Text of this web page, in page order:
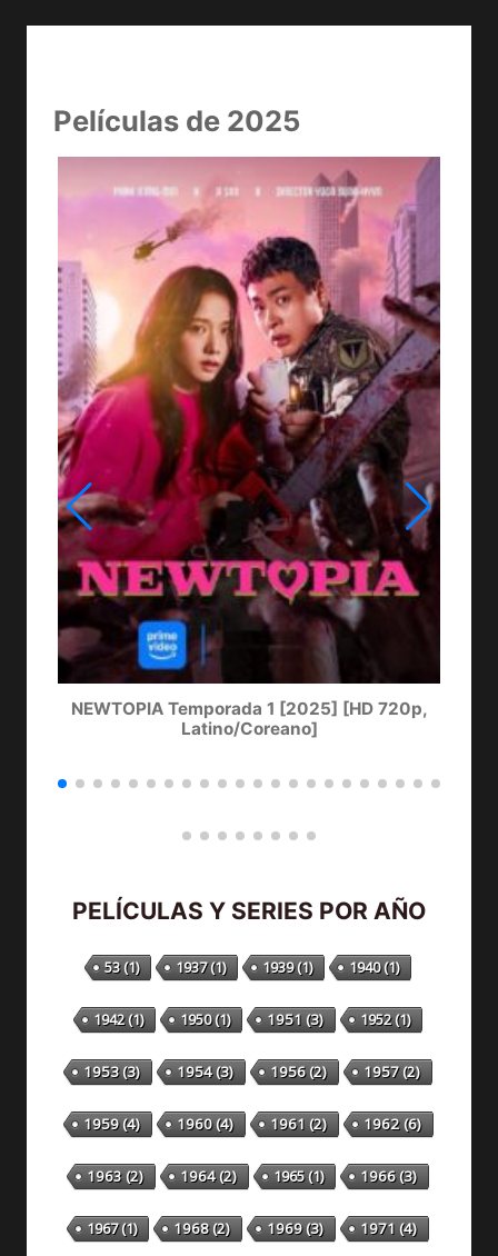
Películas de 2025
NEWTOPIA Temporada 1 [2025] [HD 720p,
Latino/Coreano]
PELÍCULAS Y SERIES POR AÑO
53(1) 1937(1) 1939(1) 1940(1)
1942(1) 1950(1) 1951 (3) 1952(1)
1953(3) 1954(3) 1956(2) 1957(2)
1959(4) 1960(4) 1961 (2) 1962(6)
1963(2) 1964(2) 1965(1) 1966(3)
1967(1) 1968(2) 1969(3) 1971 (4)